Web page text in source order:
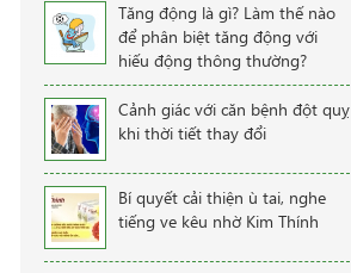
Tăng động là gì? Làm thế nào
để phân biệt tăng động với
hiếu động thông thường?
Cảnh giác với căn bệnh đột quỵ
khi thời tiết thay đổi
Bí quyết cải thiện ù tai, nghe
tiếng ve kêu nhờ Kim Thính